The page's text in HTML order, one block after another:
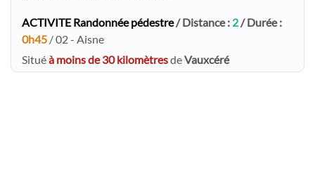
ACTIVITE Randonnée pédestre/ Distance : 2/ Durée :
0h45 / 02 - Aisne
Situéà moins de 30 kilomètresdeVauxcéré